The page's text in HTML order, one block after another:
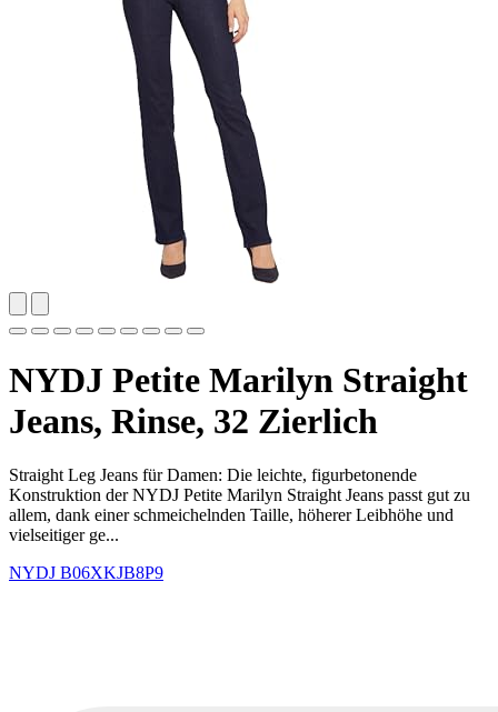
NYDJ Petite Marilyn Straight
Jeans, Rinse, 32 Zierlich
Straight Leg Jeans für Damen: Die leichte, figurbetonende
Konstruktion der NYDJ Petite Marilyn Straight Jeans passt gut zu
allem, dank einer schmeichelnden Taille, höherer Leibhöhe und
vielseitiger ge...
NYDJ B06XKJB8P9